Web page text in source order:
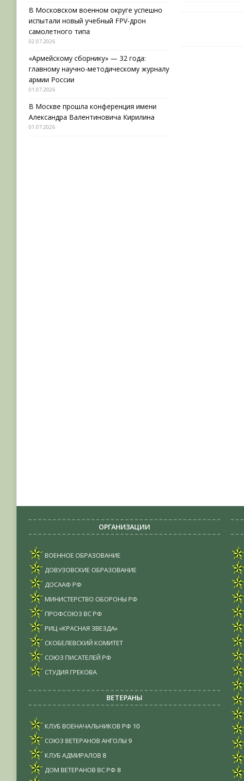
В Московском военном округе успешно
испытали новый учебный FPV-дрон
самолетного типа
02.07.2026
«Армейскому сборнику» — 32 года:
главному научно-методическому журналу
армии России
01.07.2026
В Москве прошла конференция имени
Александра Валентиновича Кирилина
01.07.2026
ОРГАНИЗАЦИИ
ВОЕННОЕ ОБРАЗОВАНИЕ
ДОВУЗОВСКИЕ ОБРАЗОВАНИЕ
ДОСААФ РФ
МИНИСТЕРСТВО ОБОРОНЫ РФ
ПРОФСОЮЗ ВС РФ
РИЦ «КРАСНАЯ ЗВЕЗДА»
СКОБЕЛЕВСКИЙ КОМИТЕТ
СОЮЗ ПИСАТЕЛЕЙ РФ
СТУДИЯ ГРЕКОВА
ВЕТЕРАНЫ
КЛУБ ВОЕНАЧАЛЬНИКОВ РФ 10
СОЮЗ ВЕТЕРАНОВ АНГОЛЫ 9
КЛУБ АДМИРАЛОВ 8
ДОМ ВЕТЕРАНОВ ВС РФ 8